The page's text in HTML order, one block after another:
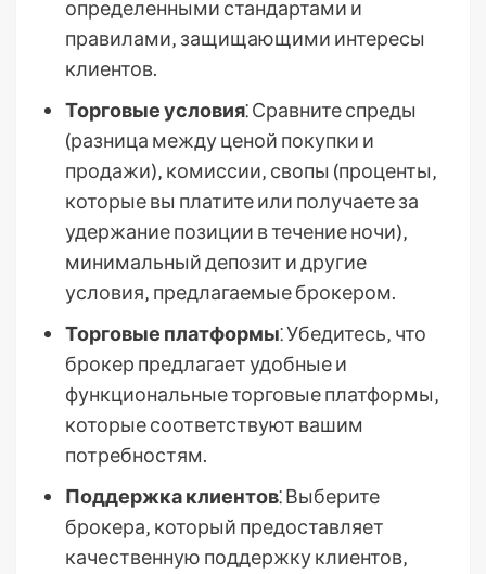
определенными стандартами и
правилами‚ защищающими интересы
клиентов.
Торговые условия⁚ Сравните спреды
(разница между ценой покупки и
продажи)‚ комиссии‚ свопы (проценты‚
которые вы платите или получаете за
удержание позиции в течение ночи)‚
минимальный депозит и другие
условия‚ предлагаемые брокером.
Торговые платформы⁚ Убедитесь‚ что
брокер предлагает удобные и
функциональные торговые платформы‚
которые соответствуют вашим
потребностям.
Поддержка клиентов⁚ Выберите
брокера‚ который предоставляет
качественную поддержку клиентов‚